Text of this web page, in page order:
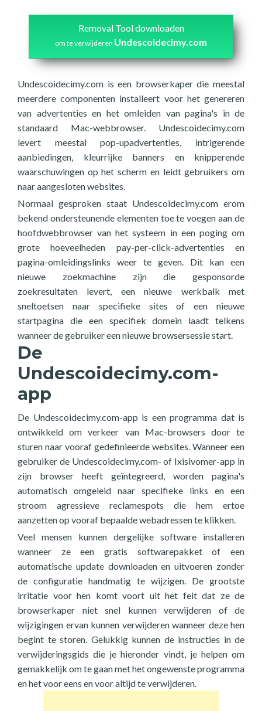
Removal Tool downloaden
om te verwijderen Undescoidecimy.com
Undescoidecimy.com is een browserkaper die meestal
meerdere componenten installeert voor het genereren
van advertenties en het omleiden van pagina's in de
standaard Mac-webbrowser. Undescoidecimy.com
levert meestal pop-upadvertenties, intrigerende
aanbiedingen, kleurrijke banners en knipperende
waarschuwingen op het scherm en leidt gebruikers om
naar aangesloten websites.
Normaal gesproken staat Undescoidecimy.com erom
bekend ondersteunende elementen toe te voegen aan de
hoofdwebbrowser van het systeem in een poging om
grote hoeveelheden pay-per-click-advertenties en
pagina-omleidingslinks weer te geven. Dit kan een
nieuwe zoekmachine zijn die gesponsorde
zoekresultaten levert, een nieuwe werkbalk met
sneltoetsen naar specifieke sites of een nieuwe
startpagina die een specifiek domein laadt telkens
wanneer de gebruiker een nieuwe browsersessie start.
De
Undescoidecimy.com-
app
De Undescoidecimy.com-app is een programma dat is
ontwikkeld om verkeer van Mac-browsers door te
sturen naar vooraf gedefinieerde websites. Wanneer een
gebruiker de Undescoidecimy.com- of Ixisivomer-app in
zijn browser heeft geïntegreerd, worden pagina's
automatisch omgeleid naar specifieke links en een
stroom agressieve reclamespots die hem ertoe
aanzetten op vooraf bepaalde webadressen te klikken.
Veel mensen kunnen dergelijke software installeren
wanneer ze een gratis softwarepakket of een
automatische update downloaden en uitvoeren zonder
de configuratie handmatig te wijzigen. De grootste
irritatie voor hen komt voort uit het feit dat ze de
browserkaper niet snel kunnen verwijderen of de
wijzigingen ervan kunnen verwijderen wanneer deze hen
begint te storen. Gelukkig kunnen de instructies in de
verwijderingsgids die je hieronder vindt, je helpen om
gemakkelijk om te gaan met het ongewenste programma
en het voor eens en voor altijd te verwijderen.